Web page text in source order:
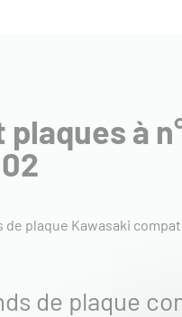
plaques à
de plaque Kawasaki
de plaque